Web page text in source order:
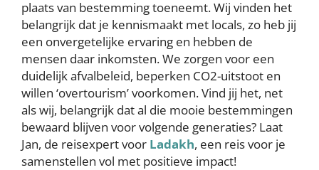
plaats van bestemming toeneemt. Wij vinden het
belangrijk dat je kennismaakt met locals, zo heb jij
een onvergetelijke ervaring en hebben de
mensen daar inkomsten. We zorgen voor een
duidelijk afvalbeleid, beperken CO2-uitstoot en
willen ‘overtourism’ voorkomen. Vind jij het, net
als wij, belangrijk dat al die mooie bestemmingen
bewaard blijven voor volgende generaties? Laat
Jan, de reisexpert voor Ladakh, een reis voor je
samenstellen vol met positieve impact!